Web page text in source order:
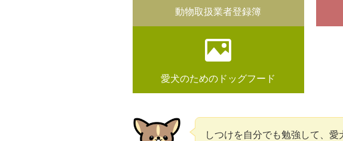
動物取扱業者登録簿
愛犬のためのドッグフード
しつけを自分でも勉強して、